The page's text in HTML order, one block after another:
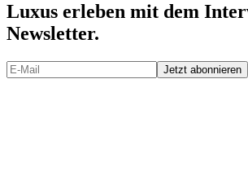
Luxus erleben mit dem
Newsletter.
Jetzt abonnieren